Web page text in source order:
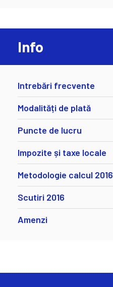
Info
Intrebări frecvente
Modalități de plată
Puncte de lucru
Impozite și taxe locale
Metodologie calcul 2016
Scutiri 2016
Amenzi